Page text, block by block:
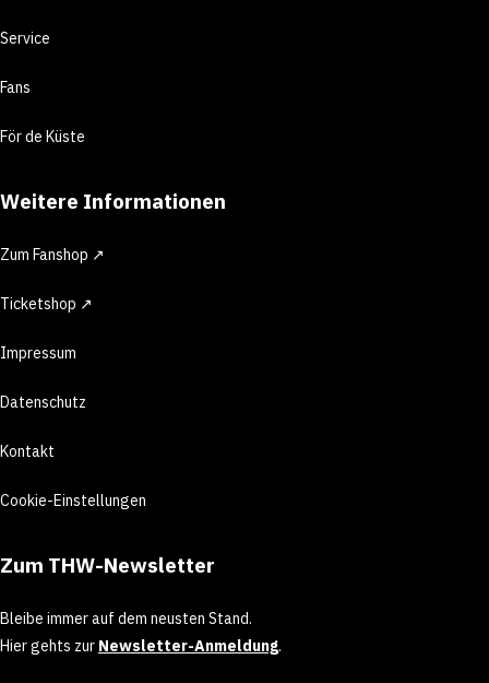
Service
Fans
För de Küste
Weitere Informationen
Zum Fanshop ↗
Ticketshop ↗
Impressum
Datenschutz
Kontakt
Cookie-Einstellungen
Zum THW-Newsletter
Bleibe immer auf dem neusten Stand.
Hier gehts zur Newsletter-Anmeldung.